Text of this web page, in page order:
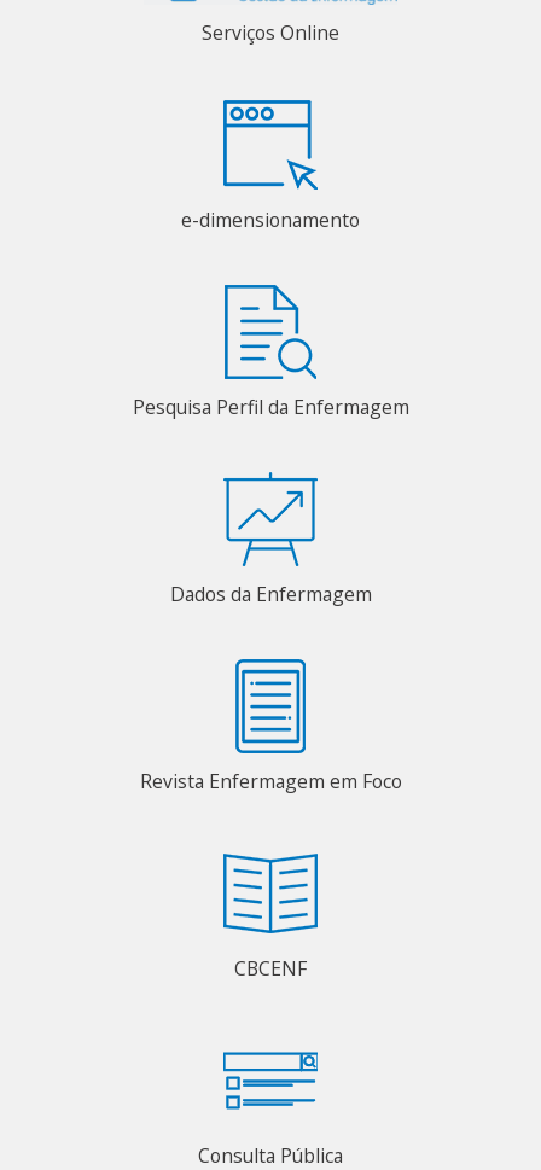
Serviços Online
e-dimensionamento
Pesquisa Perfil da Enfermagem
Dados da Enfermagem
Revista Enfermagem em Foco
CBCENF
Consulta Pública